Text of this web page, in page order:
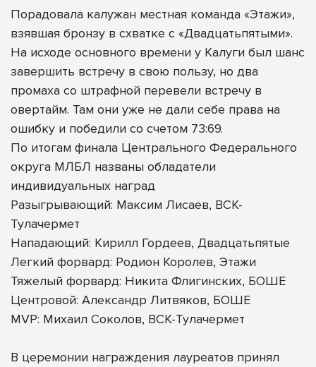
Порадовала калужан местная команда «Этажи»,
взявшая бронзу в схватке с «Двадцатьпятыми».
На исходе основного времени у Калуги был шанс
завершить встречу в свою пользу, но два
промаха со штрафной перевели встречу в
овертайм. Там они уже не дали себе права на
ошибку и победили со счетом 73:69.
По итогам финала Центрального Федерального
округа МЛБЛ названы обладатели
индивидуальных наград
Разыгрывающий: Максим Лисаев, ВСК-
Тулачермет
Нападающий: Кирилл Гордеев, Двадцатьпятые
Легкий форвард: Родион Королев, Этажи
Тяжелый форвард: Никита Флигинских, БОШЕ
Центровой: Александр Литвяков, БОШЕ
MVP: Михаил Соколов, ВСК-Тулачермет
В церемонии награждения лауреатов принял